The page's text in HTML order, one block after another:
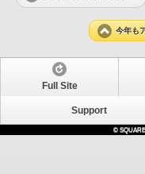
今年も
Full Site
Support
©